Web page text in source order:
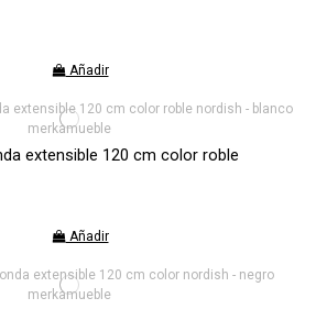
Añadir
extensible 120 cm color roble
Añadir